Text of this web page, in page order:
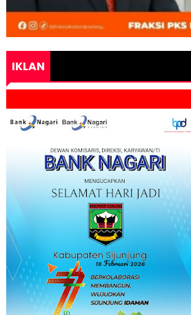
IKLAN